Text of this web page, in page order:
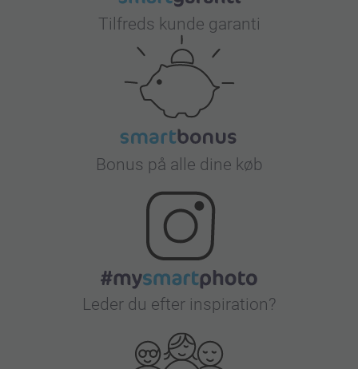
Tilfreds kunde garanti
Bonus på alle dine køb
Leder du efter inspiration?